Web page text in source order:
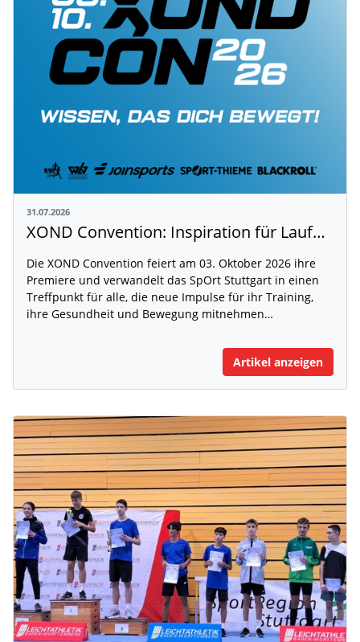
31.07.2026
XOND Convention: Inspiration für Laufen, Fitness und Gesundheit
Die XOND Convention feiert am 03. Oktober 2026 ihre
Premiere und verwandelt das SpOrt Stuttgart in einen
Treffpunkt für alle, die neue Impulse für ihr Training,
ihre Gesundheit und Bewegung mitnehmen…
Artikel anzeigen